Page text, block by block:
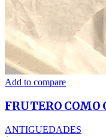
Add to compare
FRUTERO COMO
ANTIGUEDADES